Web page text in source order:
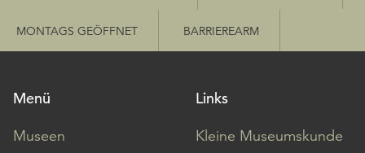
MONTAGS GEÖFFNET BARRIEREARM
Menü
Museen
Links
Kleine Museumskunde